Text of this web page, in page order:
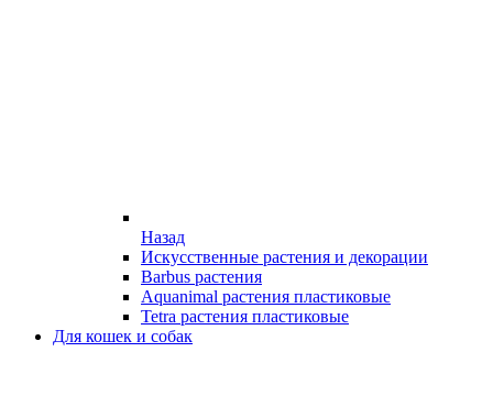
Назад
Искусственные растения и декорации
Barbus растения
Aquanimal растения пластиковые
Tetra растения пластиковые
Для кошек и собак